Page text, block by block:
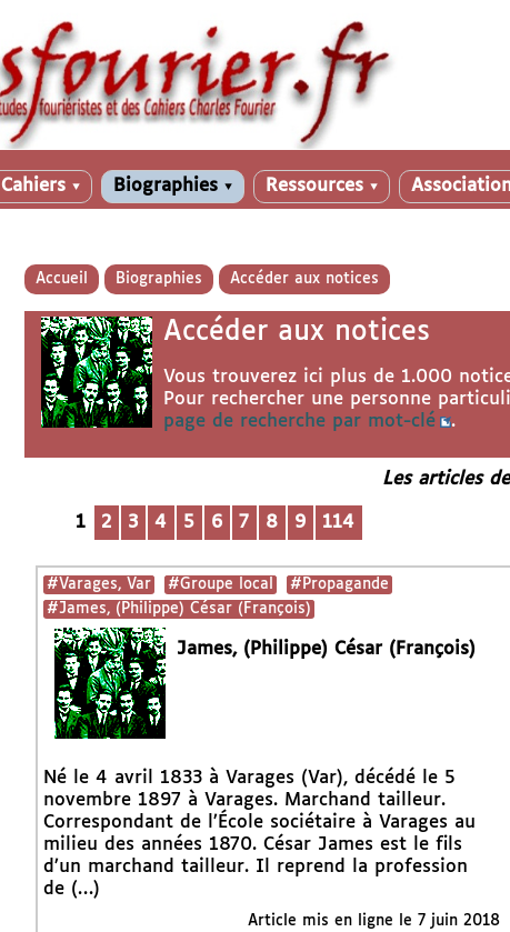
Cahiers ▼ Biographies ▼ Ressources ▼
Accueil Biographies Accéder aux notices
Accéder aux notices
Vous trouverez ici plus de 1.000
Pour rechercher une personne
page de recherche par mot-clé
.
Les articles
1 2 3 4 5 6 7 8 9 114
#Varages, Var #Groupe local
#Propagande
#James, (Philippe) César (François)
James, (Philippe) César (François)
Né le 4 avril 1833 à Varages (Var), décédé le 5
novembre 1897 à Varages. Marchand tailleur.
Correspondant de l’École sociétaire à Varages au
milieu des années 1870. César James est le fils
d’un marchand tailleur. Il reprend la profession
de (…)
Article mis en ligne le 7 juin 2018